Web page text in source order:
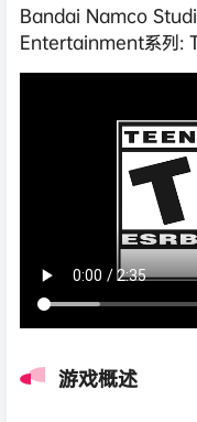
Bandai Namco
Entertainment系列:
游戏概述